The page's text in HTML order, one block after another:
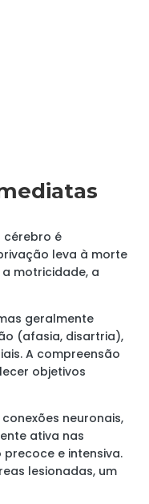
cérebro é
leva à morte
motricidade, a
geralmente
(afasia, disartria),
A compreensão
objetivos
neuronais,
ativa nas
e intensiva.
lesionadas, um